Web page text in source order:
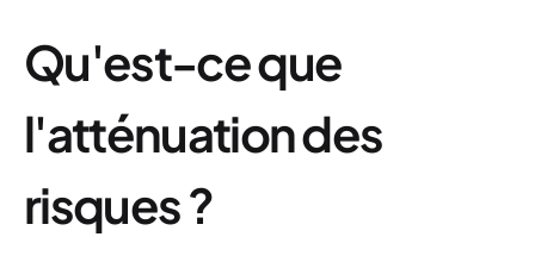
Qu'est-ce que
l'atténuation des
risques ?